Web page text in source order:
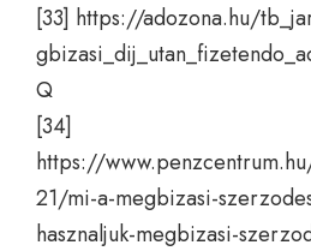
[33] https://adozona.hu/
Q
[34]
https://
21/mi-a-megbizasi-
hasznaljuk-megbizasi-